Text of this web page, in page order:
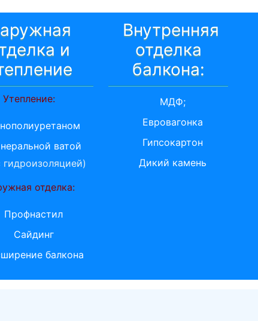
и
Утепление:
ватой
гидроизоляцией)
отделка:
Профнастил
Сайдинг
балкона
Внутренняя
отделка
балкона:
МДФ;
Евровагонка
Гипсокартон
Дикий камень